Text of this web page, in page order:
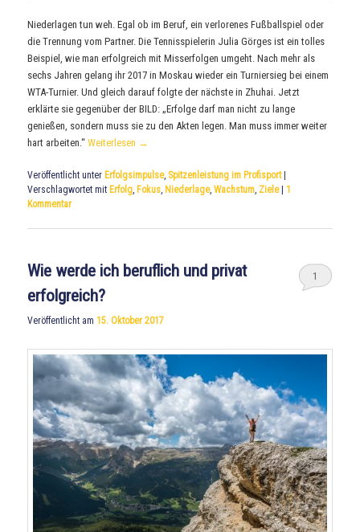
Niederlagen tun weh. Egal ob im Beruf, ein verlorenes Fußballspiel oder
die Trennung vom Partner. Die Tennisspielerin Julia Görges ist ein tolles
Beispiel, wie man erfolgreich mit Misserfolgen umgeht. Nach mehr als
sechs Jahren gelang ihr 2017 in Moskau wieder ein Turniersieg bei einem
WTA-Turnier. Und gleich darauf folgte der nächste in Zhuhai. Jetzt
erklärte sie gegenüber der BILD: „Erfolge darf man nicht zu lange
genießen, sondern muss sie zu den Akten legen. Man muss immer weiter
hart arbeiten.“Weiterlesen →
Veröffentlicht unter Erfolgsimpulse, Spitzenleistung im Profisport
Verschlagwortet mit Erfolg, Fokus, Niederlage,Wachstum, Ziele |1
Kommentar
Wie werde ich beruflich und privat
erfolgreich?
Veröffentlicht am15. Oktober 2017
1